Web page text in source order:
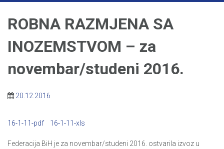
ROBNA RAZMJENA SA
INOZEMSTVOM – za
novembar/studeni 2016.
20.12.2016
16-1-11-pdf 16-1-11-xls
Federacija BiH je za novembar/studeni 2016. ostvarila izvoz u